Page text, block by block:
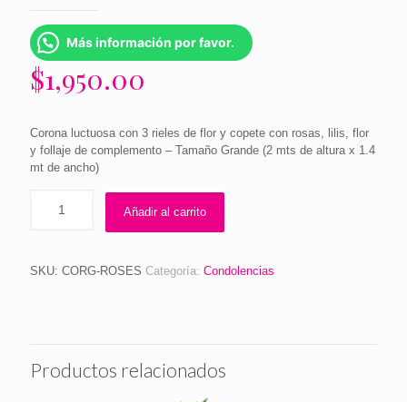
Más información por favor.
$1,950.00
Corona luctuosa con 3 rieles de flor y copete con rosas, lilis, flor
y follaje de complemento – Tamaño Grande (2 mts de altura x 1.4
mt de ancho)
Añadir al carrito
SKU: CORG-ROSES Categoría: Condolencias
Productos relacionados